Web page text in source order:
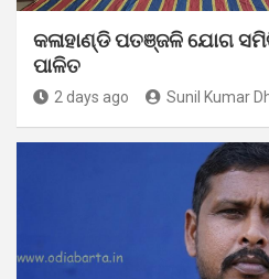
କଳାହାଣ୍ଡି ପତଞ୍ଜଳି ଯୋଗ
ପାଳିତ
2 days ago Sunil Kumar